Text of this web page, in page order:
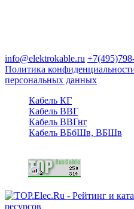
info@elektrokable.ru
Политика
персональных данных
Кабель КГ
Кабель ВВГ
Кабель ВВГнг
Кабель ВБбШв, ВБШв